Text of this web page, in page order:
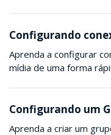
Configurando
Aprenda a configurar
mídia de uma forma
Configurando um
Aprenda a criar um